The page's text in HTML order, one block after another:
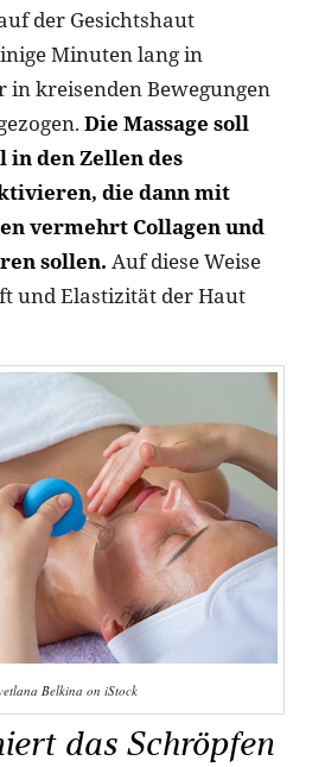
der Gesichtshaut
Minuten lang in
in kreisenden Bewegungen
Die Massage soll
in den Zellen des
die dann mit
vermehrt Collagen und
sollen. Auf diese Weise
und Elastizität der Haut
Belkina on iStock
das Schröpfen